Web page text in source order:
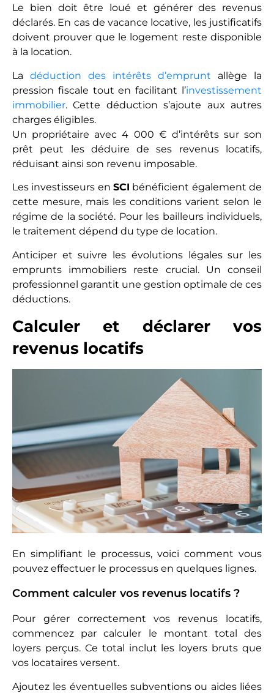
Le bien doit être loué et générer des revenus
déclarés. En cas de vacance locative, les justificatifs
doivent prouver que le logement reste disponible
à la location.
La déduction des intérêts d’emprunt allège la
pression fiscale tout en facilitant l’investissement
immobilier. Cette déduction s’ajoute aux autres
charges éligibles.
Un propriétaire avec 4 000 € d’intérêts sur son
prêt peut les déduire de ses revenus locatifs,
réduisant ainsi son revenu imposable.
Les investisseurs en SCI bénéficient également de
cette mesure, mais les conditions varient selon le
régime de la société. Pour les bailleurs individuels,
le traitement dépend du type de location.
Anticiper et suivre les évolutions légales sur les
emprunts immobiliers reste crucial. Un conseil
professionnel garantit une gestion optimale de ces
déductions.
Calculer et déclarer vos
revenus locatifs
En simplifiant le processus, voici comment vous
pouvez effectuer le processus en quelques lignes.
Comment calculer vos revenus locatifs ?
Pour gérer correctement vos revenus locatifs,
commencez par calculer le montant total des
loyers perçus. Ce total inclut les loyers bruts que
vos locataires versent.
Ajoutez les éventuelles subventions ou aides liées